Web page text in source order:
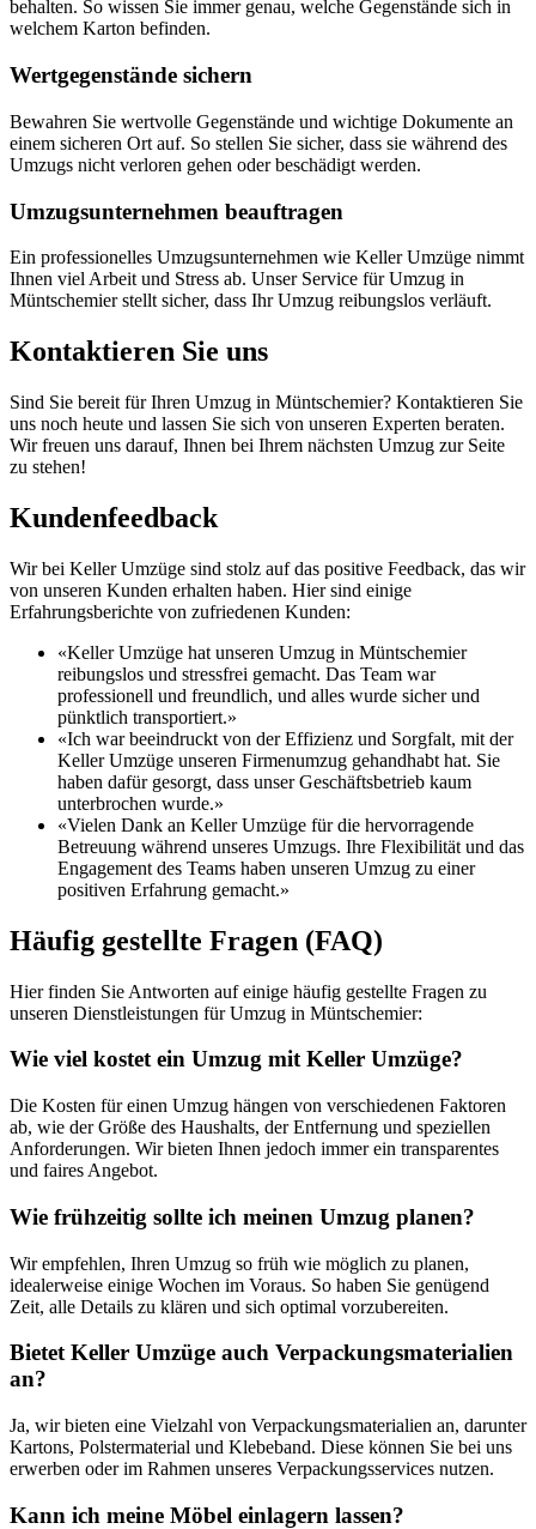
behalten. So wissen Sie immer genau, welche Gegenstände sich in
welchem Karton befinden.
Wertgegenstände sichern
Bewahren Sie wertvolle Gegenstände und wichtige Dokumente an
einem sicheren Ort auf. So stellen Sie sicher, dass sie während des
Umzugs nicht verloren gehen oder beschädigt werden.
Umzugsunternehmen beauftragen
Ein professionelles Umzugsunternehmen wie Keller Umzüge nimmt
Ihnen viel Arbeit und Stress ab. Unser Service für Umzug in
Müntschemier stellt sicher, dass Ihr Umzug reibungslos verläuft.
Kontaktieren Sie uns
Sind Sie bereit für Ihren Umzug in Müntschemier? Kontaktieren Sie
uns noch heute und lassen Sie sich von unseren Experten beraten.
Wir freuen uns darauf, Ihnen bei Ihrem nächsten Umzug zur Seite
zu stehen!
Kundenfeedback
Wir bei Keller Umzüge sind stolz auf das positive Feedback, das wir
von unseren Kunden erhalten haben. Hier sind einige
Erfahrungsberichte von zufriedenen Kunden:
«Keller Umzüge hat unseren Umzug in Müntschemier
reibungslos und stressfrei gemacht. Das Team war
professionell und freundlich, und alles wurde sicher und
pünktlich transportiert.»
«Ich war beeindruckt von der Effizienz und Sorgfalt, mit der
Keller Umzüge unseren Firmenumzug gehandhabt hat. Sie
haben dafür gesorgt, dass unser Geschäftsbetrieb kaum
unterbrochen wurde.»
«Vielen Dank an Keller Umzüge für die hervorragende
Betreuung während unseres Umzugs. Ihre Flexibilität und das
Engagement des Teams haben unseren Umzug zu einer
positiven Erfahrung gemacht.»
Häufig gestellte Fragen (FAQ)
Hier finden Sie Antworten auf einige häufig gestellte Fragen zu
unseren Dienstleistungen für Umzug in Müntschemier:
Wie viel kostet ein Umzug mit Keller Umzüge?
Die Kosten für einen Umzug hängen von verschiedenen Faktoren
ab, wie der Größe des Haushalts, der Entfernung und speziellen
Anforderungen. Wir bieten Ihnen jedoch immer ein transparentes
und faires Angebot.
Wie frühzeitig sollte ich meinen Umzug planen?
Wir empfehlen, Ihren Umzug so früh wie möglich zu planen,
idealerweise einige Wochen im Voraus. So haben Sie genügend
Zeit, alle Details zu klären und sich optimal vorzubereiten.
Bietet Keller Umzüge auch Verpackungsmaterialien
an?
Ja, wir bieten eine Vielzahl von Verpackungsmaterialien an, darunter
Kartons, Polstermaterial und Klebeband. Diese können Sie bei uns
erwerben oder im Rahmen unseres Verpackungsservices nutzen.
Kann ich meine Möbel einlagern lassen?